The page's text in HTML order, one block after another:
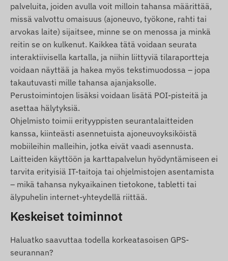
Tarkemmat tiedot ja numeeriset arvot löytyvät
teknisistä tiedoista. Laitteen toiminnallisuutta
merkittävästi laajentavat ohjelmistopohjaiset
palvelut (esim. lisähälytykset, reittien
karttapohjainen esittäminen ja kaavioanalyysit,
ajopäiväkirjat ja muut raportit) löytyvät
seurantasoftan kuvauksesta.
Pakkauksen sisältö
TELTONIKA FMC880-E 4G LTE ajoneuvo gps-
seurantalaite
Virtajohto
Käyttöönotto-opas
Käyttöehdot
Laitteen normaali toiminta edellyttää aktiivista
matkapuhelinoperaattoreiden verkkoihin. Nämä
varmistavat tiedonkeruun ja siirron sekä
palveluita, joiden avulla voit milloin tahansa määrittää,
missä valvottu omaisuus (ajoneuvo, työkone, rahti tai
arvokas laite) sijaitsee, minne se on menossa ja minkä
reitin se on kulkenut. Kaikkea tätä voidaan seurata
interaktiivisella kartalla, ja niihin liittyviä tilaraportteja
voidaan näyttää ja hakea myös tekstimuodossa – jopa
takautuvasti mille tahansa ajanjaksolle.
Perustoimintojen lisäksi voidaan lisätä POI-pisteitä ja
asettaa hälytyksiä.
Ohjelmisto toimii erityyppisten seurantalaitteiden
kanssa, kiinteästi asennetuista ajoneuvoyksiköistä
mobiileihin malleihin, jotka eivät vaadi asennusta.
Laitteiden käyttöön ja karttapalvelun hyödyntämiseen ei
tarvita erityisiä IT-taitoja tai ohjelmistojen asentamista
– mikä tahansa nykyaikainen tietokone, tabletti tai
älypuhelin internet-yhteydellä riittää.
Keskeiset toiminnot
Haluatko saavuttaa todella korkeatasoisen GPS-
seurannan?